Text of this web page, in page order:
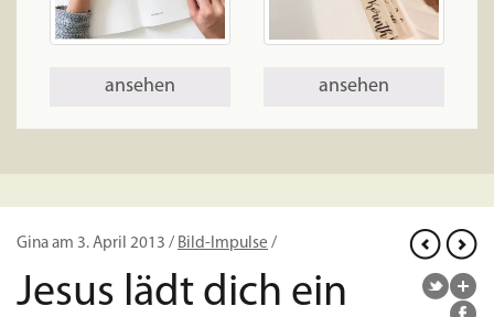
ansehen ansehen
Gina am 3. April 2013 / Bild-Impulse /
Jesus lädt dich ein